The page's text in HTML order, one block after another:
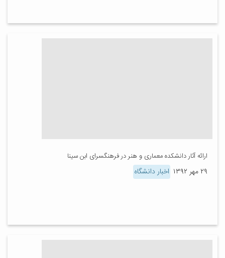
ارائه آثار دانشکده معماری و هنر در فرهنگسرای ابن سینا
۲۹ مهر ۱۳۹۲ اخبار دانشگاه